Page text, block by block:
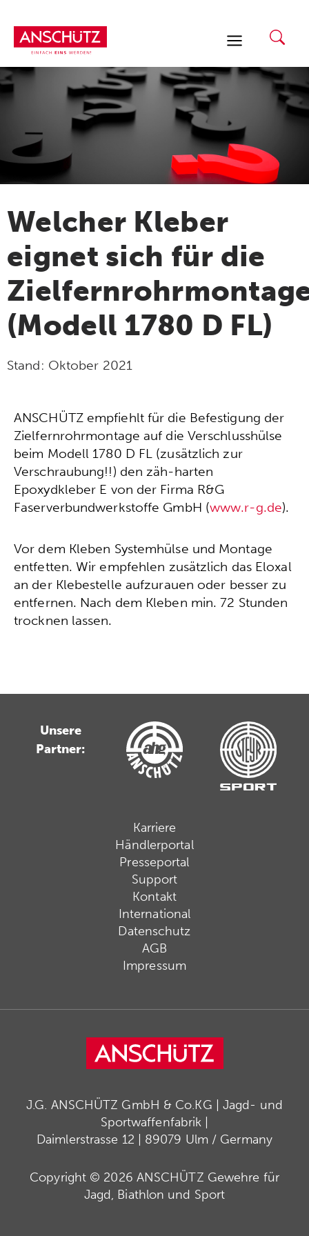
Inhalt
springen
Welcher Kleber
eignet sich für die
(Modell 1780 D FL)
Stand: Oktober 2021
ANSCHÜTZ empfiehlt für die Befestigung der
Zielfernrohrmontage auf die Verschlusshülse
beim Modell 1780 D FL (zusätzlich zur
Verschraubung!!) den zäh-harten
Epoxydkleber E von der Firma R&G
Faserverbundwerkstoffe GmbH (www.r-g.de).
Vor dem Kleben Systemhülse und Montage
entfetten. Wir empfehlen zusätzlich das Eloxal
an der Klebestelle aufzurauen oder besser zu
entfernen. Nach dem Kleben min. 72 Stunden
trocknen lassen.
Unsere
Partner:
Karriere
Händlerportal
Presseportal
Support
Kontakt
International
Datenschutz
AGB
Impressum
J.G. ANSCHÜTZ GmbH & Co.KG | Jagd- und
Sportwaffenfabrik |
Daimlerstrasse 12 | 89079 Ulm / Germany
Copyright © 2026 ANSCHÜTZ Gewehre für
Jagd, Biathlon und Sport